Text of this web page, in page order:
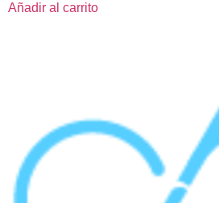
Añadir al carrito